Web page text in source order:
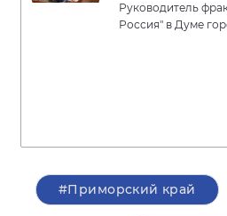
Руководитель
Россия" в Думе
#Приморский край